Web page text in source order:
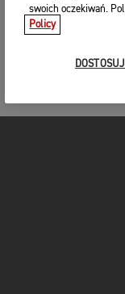
swoich oczekiwań.
Policy